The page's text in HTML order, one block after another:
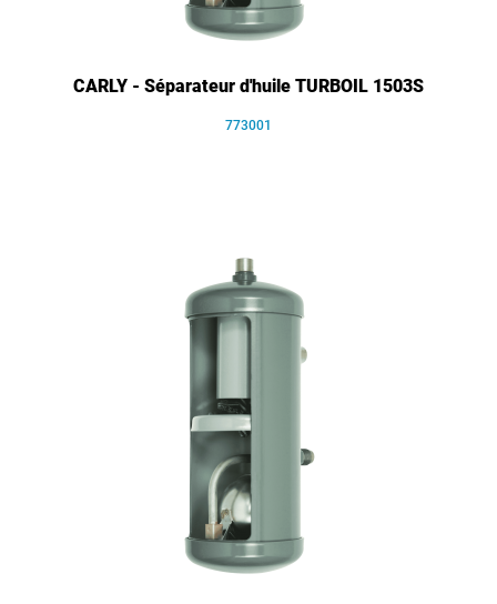
CARLY - Séparateur d'huile TURBOIL 1503S
773001